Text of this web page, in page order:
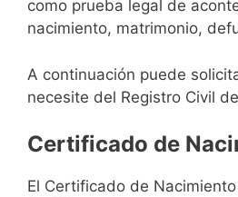
como prueba legal de
nacimiento, matrimonio,
A continuación puede
necesite del Registro Civil
Certificado de
El Certificado de